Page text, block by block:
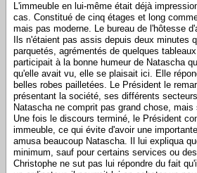
L'immeuble en lui-même était déjà
cas. Constitué de cinq étages et long
mais pas moderne. Le bureau de l'hôtesse
Ils n'étaient pas assis depuis deux
parquetés, agrémentés de quelques
participait à la bonne humeur de Natascha
qu'elle avait vu, elle se plaisait ici. Elle
belles robes pailletées. Le Président le
présentant la société, ses différents
Natascha ne comprit pas grand chose,
Une fois le discours terminé, le Président
immeuble, ce qui évite d'avoir une
amusa beaucoup Natascha. Il lui expliqua
minimum, sauf pour certains services ou
Christophe ne sut pas lui répondre du fait